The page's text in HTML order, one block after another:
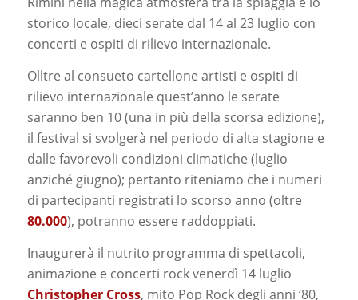
storico locale, dieci serate dal 14 al 23 luglio con
concerti e ospiti di rilievo internazionale.
Olltre al consueto cartellone artisti e ospiti di
rilievo internazionale quest’anno le serate
saranno ben 10 (una in più della scorsa edizione),
il festival si svolgerà nel periodo di alta stagione e
dalle favorevoli condizioni climatiche (luglio
anziché giugno); pertanto riteniamo che i numeri
di partecipanti registrati lo scorso anno (oltre
80.000), potranno essere raddoppiati.
Inaugurerà il nutrito programma di spettacoli,
animazione e concerti rock venerdì 14 luglio
Christopher Cross, mito Pop Rock degli anni ‘80,